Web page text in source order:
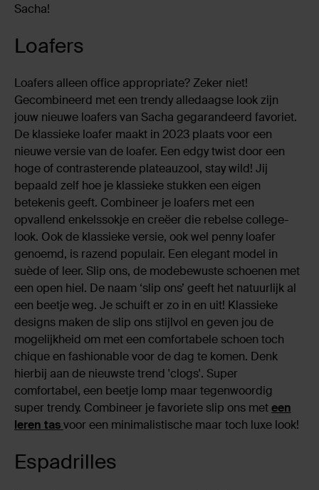
Sacha!
Loafers
Loafers alleen office appropriate? Zeker niet!
Gecombineerd met een trendy alledaagse look zijn
jouw nieuwe loafers van Sacha gegarandeerd favoriet.
De klassieke loafer maakt in 2023 plaats voor een
nieuwe versie van de loafer. Een edgy twist door een
hoge of contrasterende plateauzool, stay wild! Jij
bepaald zelf hoe je klassieke stukken een eigen
betekenis geeft. Combineer je loafers met een
opvallend enkelssokje en creëer die rebelse college-
look. Ook de klassieke versie, ook wel penny loafer
genoemd, is razend populair. Een elegant model in
suède of leer. Slip ons, de modebewuste schoenen met
een open hiel. De naam ‘slip ons’ geeft het natuurlijk al
een beetje weg. Je schuift er zo in en uit! Klassieke
designs maken de slip ons stijlvol en geven jou de
mogelijkheid om met een comfortabele schoen toch
chique en fashionable voor de dag te komen. Denk
hierbij aan de nieuwste trend 'clogs'. Super
comfortabel, een beetje lomp maar tegenwoordig
super trendy. Combineer je favoriete slip ons meteen
leren tasvoor een minimalistische maar toch luxe look!
Espadrilles